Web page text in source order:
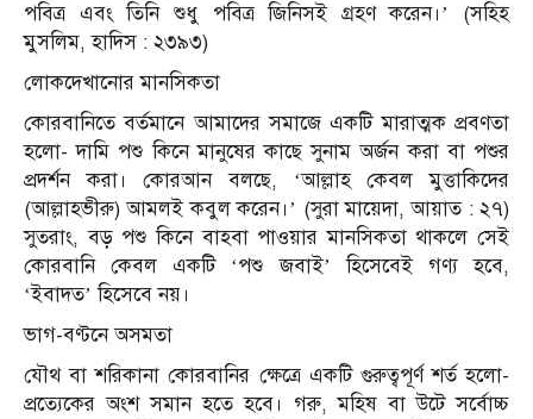
পবিত্র এবং তিনি শুধু পবিত্র জিনিসই গ্রহণ করেন।’ (সহিহ
মুসলিম, হাদিস : ২৩৯৩)
লোকদেখানোর মানসিকতা
কোরবানিতে বর্তমানে আমাদের সমাজে একটি মারাত্মক প্রবণতা
হলো- দামি পশু কিনে মানুষের কাছে সুনাম অর্জন করা বা পশুর
প্রদর্শন করা। কোরআন বলছে, ‘আল্লাহ কেবল মুত্তাকিদের
(আল্লাহভীরু) আমলই কবুল করেন।’ (সুরা মায়েদা, আয়াত : ২৭)
সুতরাং, বড় পশু কিনে বাহবা পাওয়ার মানসিকতা থাকলে সেই
কোরবানি কেবল একটি ‘পশু জবাই’ হিসেবেই গণ্য হবে,
‘ইবাদত’ হিসেবে নয়।
ভাগ-বণ্টনে অসমতা
যৌথ বা শরিকানা কোরবানির ক্ষেত্রে একটি গুরুত্বপূর্ণ শর্ত হলো-
প্রত্যেকের অংশ সমান হতে হবে। গরু, মহিষ বা উটে সর্বোচ্চ